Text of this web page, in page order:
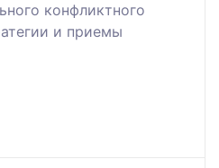
конфликтного
и приемы